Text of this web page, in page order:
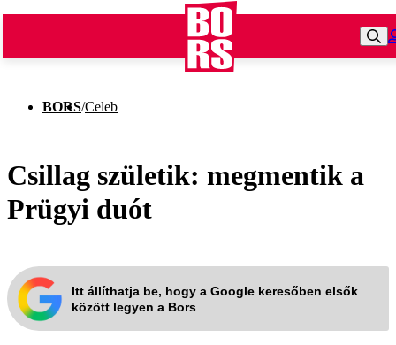
BORS/Celeb
Csillag születik: megmentik a
Prügyi duót
Itt állíthatja be, hogy a Google keresőben elsők
között legyen a Bors